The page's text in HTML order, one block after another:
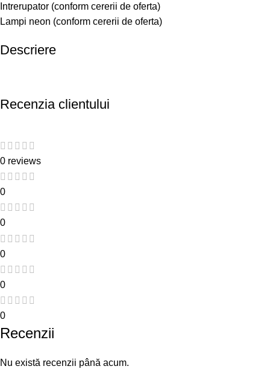
Intrerupator (conform cererii de oferta)
Lampi neon (conform cererii de oferta)
Descriere
Recenzia clientului
0 reviews
0
0
0
0
0
Recenzii
Nu există recenzii până acum.